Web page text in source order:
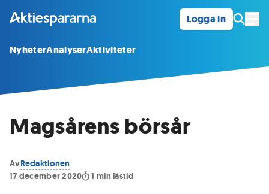
Logga in
NyheterAnalyserAktiviteter
Magsårens börsår
AvRedaktionen
17 december 2020
1 min lästid